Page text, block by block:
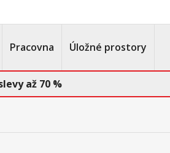
Pracovna Úložné prostory
až 70 %